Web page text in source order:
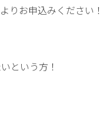
りお申込みください！
という方！